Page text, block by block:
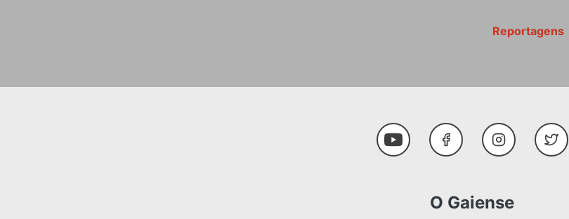
Reportagens
Youtube FacebookInstagramTwitter
O Gaiense